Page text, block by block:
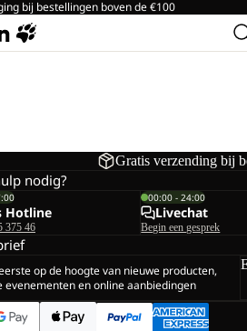
bij bestellingen boven de €100
Gratis verzending bij
nodig?
Hotline
375 46
00:00 - 24:00
Livechat
Begin een gesprek
op de hoogte van nieuwe producten,
evenementen en online aanbiedingen